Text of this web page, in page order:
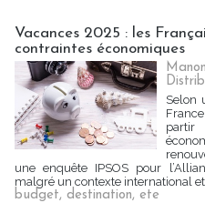
Vacances 2025 : les
contraintes économiques
Selon
une enquête IPSOS pour
malgré un contexte international
budget, destination, ete